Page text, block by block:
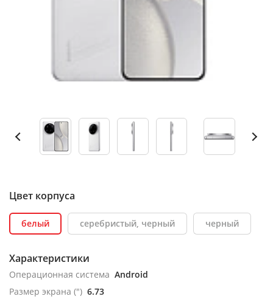
Цвет корпуса
белый серебристый, черный черный
Характеристики
Операционная система Android
Размер экрана (") 6.73